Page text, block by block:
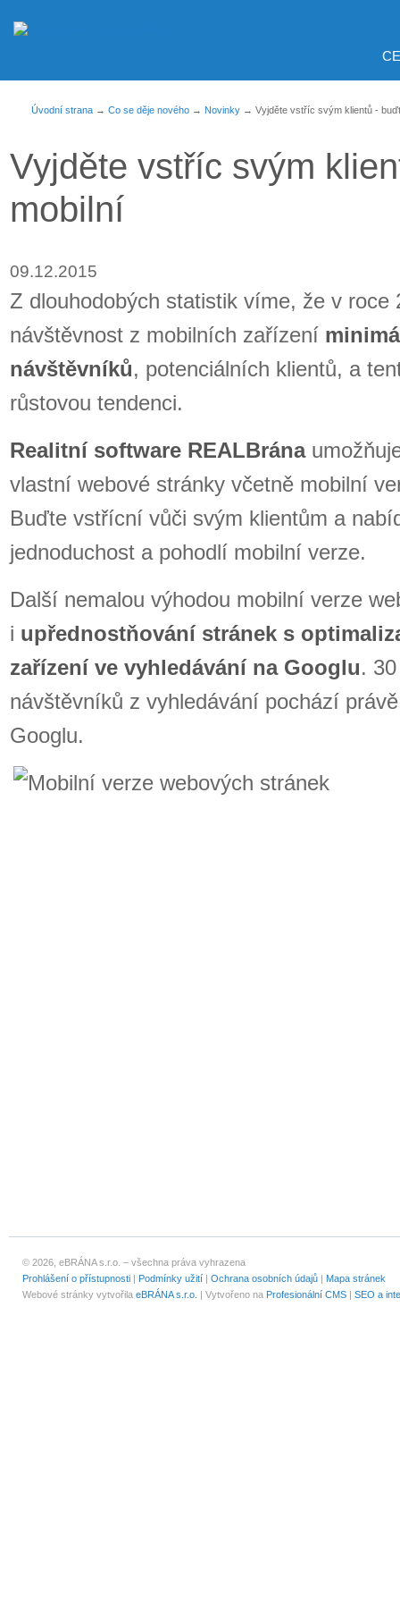
Úvodní strana → Co se děje nového → Novinky → Vyjděte vstříc svým klientů -
Vyjděte vstříc svým
mobilní
09.12.2015
Z dlouhodobých statistik víme, že v roce
návštěvnost z mobilních zařízení
návštěvníků, potenciálních klientů, a
růstovou tendenci.
Realitní software REALBrána
vlastní webové stránky včetně mobilní
Buďte vstřícní vůči svým klientům a
jednoduchost a pohodlí mobilní verze.
Další nemalou výhodou mobilní verze
i upřednostňování stránek s
zařízení ve vyhledávání na Googlu.
návštěvníků z vyhledávání pochází
Googlu.
© 2026, eBRÁNA s.r.o. – všechna práva vyhrazena
Prohlášení o přístupnosti | Podmínky užití | Ochrana osobních údajů | Mapa stránek
Webové stránky vytvořila eBRÁNA s.r.o. | Vytvořeno na Profesionální CMS | SEO a